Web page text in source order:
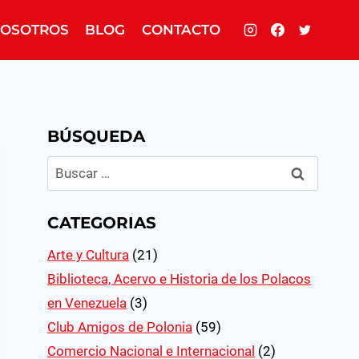
BLOG CONTACTO
BÚSQUEDA
Buscar:
CATEGORIAS
Arte y Cultura (21)
Biblioteca, Acervo e Historia de los Polacos
en Venezuela (3)
Club Amigos de Polonia (59)
Comercio Nacional e Internacional (2)